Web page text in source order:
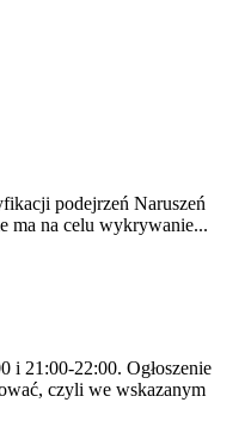
podejrzeń Naruszeń
ma na celu wykrywanie...
i 21:00-22:00. Ogłoszenie
czyli we wskazanym